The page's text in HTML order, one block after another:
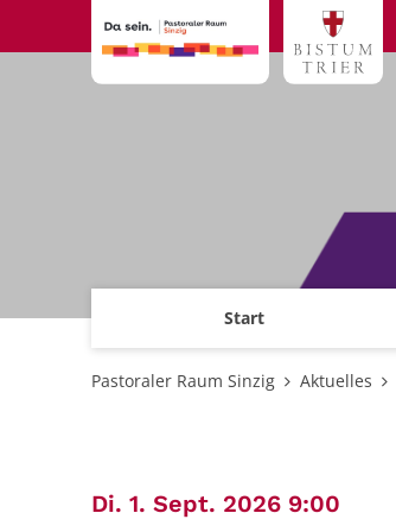
Start
Pastoraler Raum Sinzig Aktuelles
Di. 1. Sept. 2026 9:00